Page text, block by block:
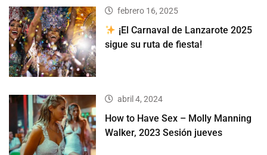
febrero 16, 2025
¡El Carnaval de Lanzarote 2025
sigue su ruta de fiesta!
abril 4, 2024
How to Have Sex – Molly Manning
Walker, 2023 Sesión jueves